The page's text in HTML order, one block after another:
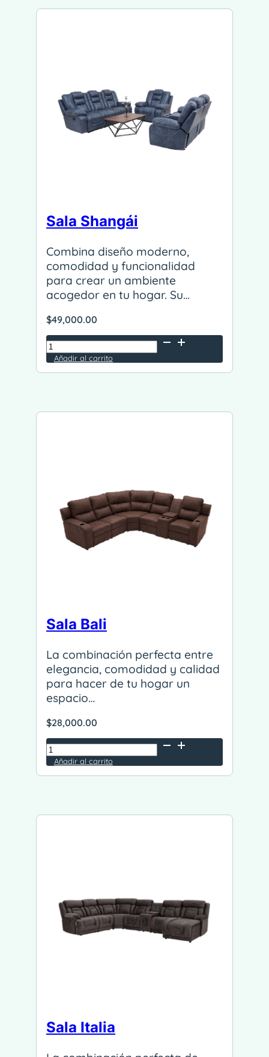
Sala Shangái
Combina diseño moderno,
comodidad y funcionalidad
para crear un ambiente
acogedor en tu hogar. Su…
$49,000.00
Sala
Shangái
cantidad
Añadir al carrito
Sala Bali
La combinación perfecta entre
elegancia, comodidad y calidad
para hacer de tu hogar un
espacio…
$28,000.00
Sala
Bali
cantidad
Añadir al carrito
Sala Italia